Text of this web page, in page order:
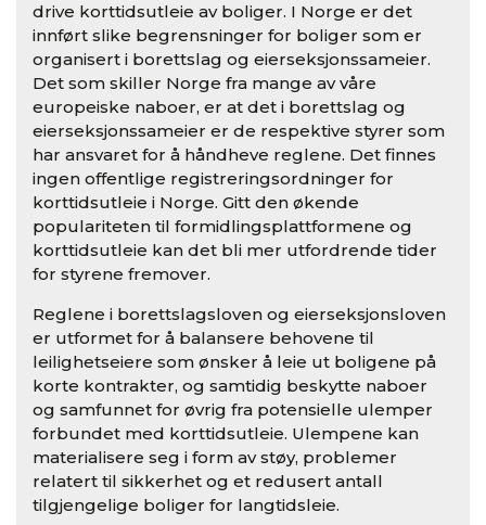
drive korttidsutleie av boliger. I Norge er det
innført slike begrensninger for boliger som er
organisert i borettslag og eierseksjonssameier.
Det som skiller Norge fra mange av våre
europeiske naboer, er at det i borettslag og
eierseksjonssameier er de respektive styrer som
har ansvaret for å håndheve reglene. Det finnes
ingen offentlige registreringsordninger for
korttidsutleie i Norge. Gitt den økende
populariteten til formidlingsplattformene og
korttidsutleie kan det bli mer utfordrende tider
for styrene fremover.
Reglene i borettslagsloven og eierseksjonsloven
er utformet for å balansere behovene til
leilighetseiere som ønsker å leie ut boligene på
korte kontrakter, og samtidig beskytte naboer
og samfunnet for øvrig fra potensielle ulemper
forbundet med korttidsutleie. Ulempene kan
materialisere seg i form av støy, problemer
relatert til sikkerhet og et redusert antall
tilgjengelige boliger for langtidsleie.